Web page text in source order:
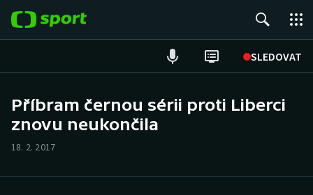
SLEDOVAT
Hokej
Příbram černou sérii proti Liberci
znovu neukončila
18. 2. 2017